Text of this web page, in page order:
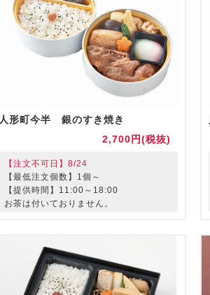
人形町今半 銀のすき焼き
2,700円(税抜)
【注文不可日】8/24
【最低注文個数】1個～
【提供時間】11:00～18:00
お茶は付いておりません。